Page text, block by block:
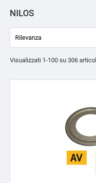
NILOS
Rilevanza
Visualizzati 1-100 su 306